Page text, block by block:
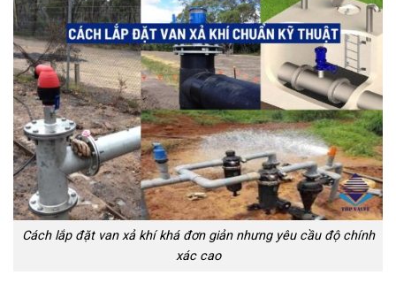
Cách lắp đặt van xả khí khá đơn giản nhưng yêu cầu độ chính
xác cao